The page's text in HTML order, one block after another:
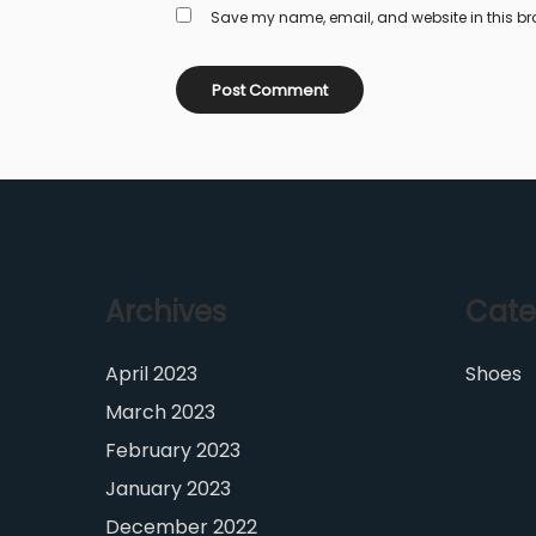
Save my name, email, and website in this
Archives
April 2023
March 2023
February 2023
January 2023
December 2022
Shoes